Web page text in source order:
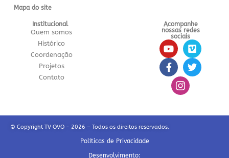
Mapa do site
Institucional
Quem somos
Histórico
Coordenação
Projetos
Contato
Acompanhe
nossas redes
sociais
© Copyright TV OVO - 2026 – Todos os direitos reservados.
Políticas de Privacidade
Desenvolvimento: